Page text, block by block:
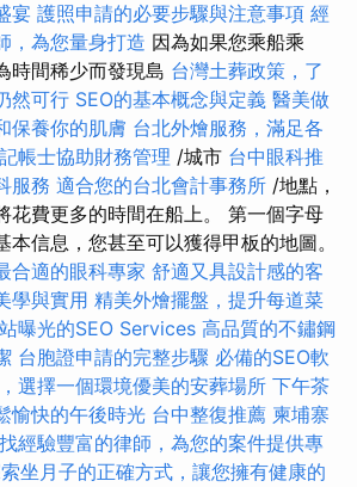
宴 護照申請的必要步驟與注意事項 經
，為您量身打造 因為如果您乘船乘
時間稀少而發現島 台灣土葬政策，了
然可行 SEO的基本概念與定義 醫美做
保養你的肌膚 台北外燴服務，滿足各
帳士協助財務管理 /城市 台中眼科推
服務 適合您的台北會計事務所 /地點，
花費更多的時間在船上。 第一個字母
本信息，您甚至可以獲得甲板的地圖。
合適的眼科專家 舒適又具設計感的客
學與實用 精美外燴擺盤，提升每道菜
曝光的SEO Services 高品質的不鏽鋼
台胞證申請的完整步驟 必備的SEO軟
選擇一個環境優美的安葬場所 下午茶
愉快的午後時光 台中整復推薦 柬埔寨
經驗豐富的律師，為您的案件提供專
坐月子的正確方式，讓您擁有健康的